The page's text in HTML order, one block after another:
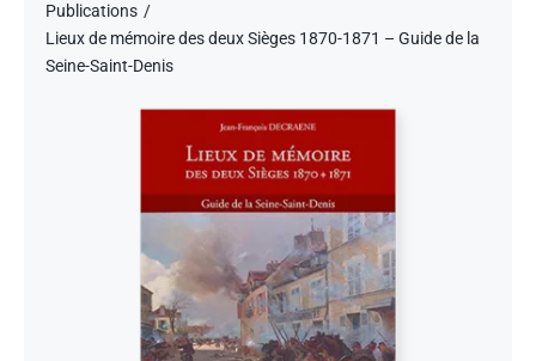
Vins SF-Bardins
Boîte à idées
Bon de commande
Publications
Lieux de mémoire des deux Sièges 1870-1871 – Guide de la
Seine-Saint-Denis